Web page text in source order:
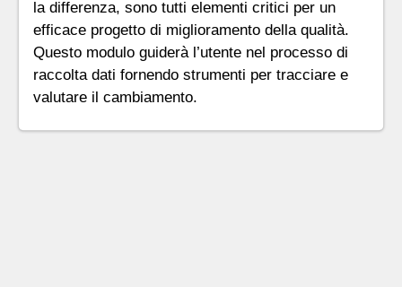
la differenza, sono tutti elementi critici per un
efficace progetto di miglioramento della qualità.
Questo modulo guiderà l’utente nel processo di
raccolta dati fornendo strumenti per tracciare e
valutare il cambiamento.